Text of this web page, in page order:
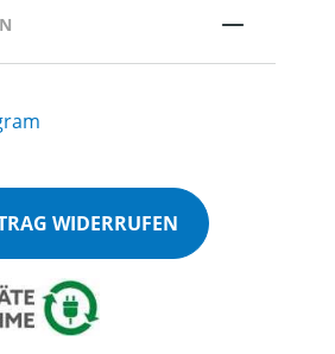
WIDERRUFEN